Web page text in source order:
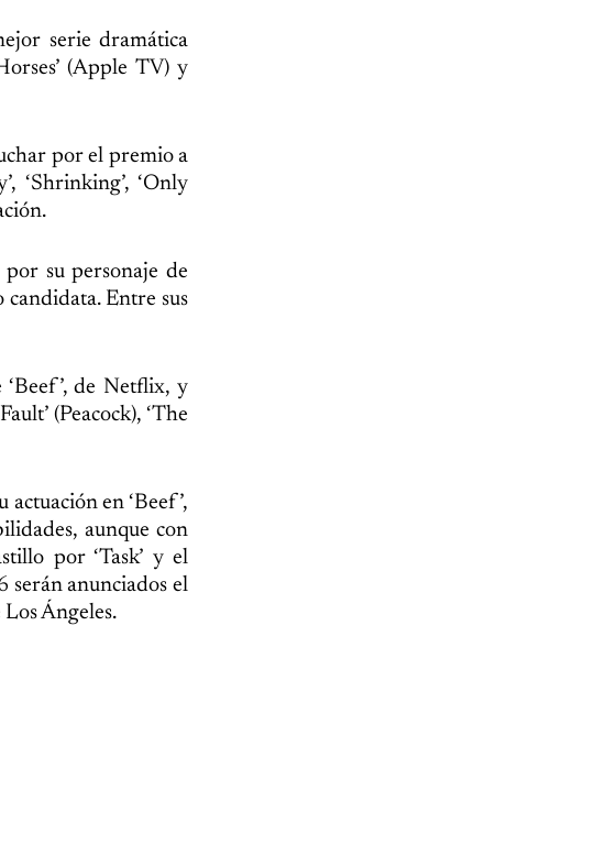
serie dramática
(Apple TV) y
por el premio a
‘Shrinking’, ‘Only
su personaje de
candidata. Entre sus
de Netflix, y
(Peacock), ‘The
en ‘Beef’,
aunque con
por ‘Task’ y el
serán anunciados el
Ángeles.